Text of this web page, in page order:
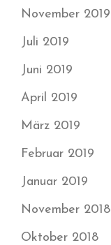
November 2019
Juli 2019
Juni 2019
April 2019
März 2019
Februar 2019
Januar 2019
November 2018
Oktober 2018